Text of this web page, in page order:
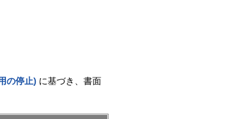
の停止) に基づき、書面